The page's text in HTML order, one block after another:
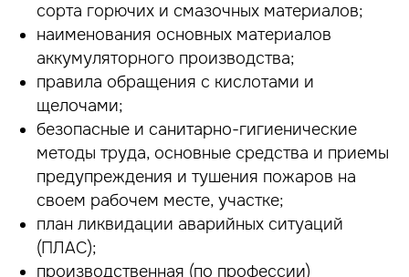
сорта горючих и смазочных материалов;
наименования основных материалов
аккумуляторного производства;
правила обращения с кислотами и
щелочами;
безопасные и санитарно-гигиенические
методы труда, основные средства и приемы
предупреждения и тушения пожаров на
своем рабочем месте, участке;
план ликвидации аварийных ситуаций
(ПЛАС);
производственная (по профессии)